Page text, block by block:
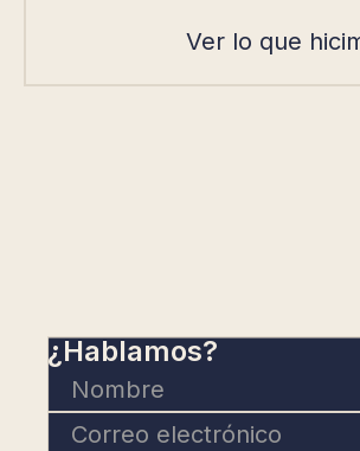
Ver lo que
¿Hablamos?